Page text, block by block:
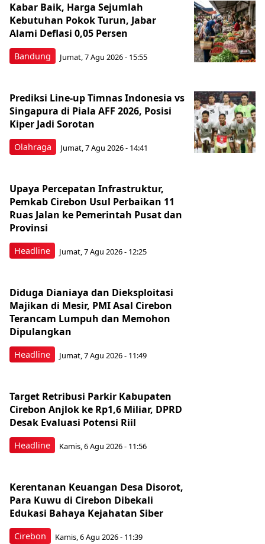
Bandung
Kabar Baik, Harga Sejumlah
Kebutuhan Pokok Turun, Jabar
Alami Deflasi 0,05 Persen
Jumat, 7 Agu 2026 - 15:55
Olahraga
Prediksi Line-up Timnas Indonesia vs
Singapura di Piala AFF 2026, Posisi
Kiper Jadi Sorotan
Jumat, 7 Agu 2026 - 14:41
Headline
Upaya Percepatan Infrastruktur,
Pemkab Cirebon Usul Perbaikan 11
Ruas Jalan ke Pemerintah Pusat dan
Provinsi
Jumat, 7 Agu 2026 - 12:25
Headline
Diduga Dianiaya dan Dieksploitasi
Majikan di Mesir, PMI Asal Cirebon
Terancam Lumpuh dan Memohon
Dipulangkan
Jumat, 7 Agu 2026 - 11:49
Headline
Target Retribusi Parkir Kabupaten
Cirebon Anjlok ke Rp1,6 Miliar, DPRD
Desak Evaluasi Potensi Riil
Kamis, 6 Agu 2026 - 11:56
Cirebon
Kerentanan Keuangan Desa Disorot,
Para Kuwu di Cirebon Dibekali
Edukasi Bahaya Kejahatan Siber
Kamis, 6 Agu 2026 - 11:39